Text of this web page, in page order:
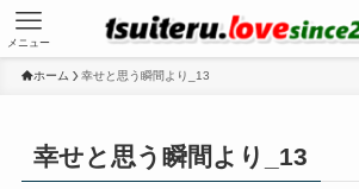
メニュー
ホーム 幸せと思う瞬間より_13
幸せと思う瞬間より_13